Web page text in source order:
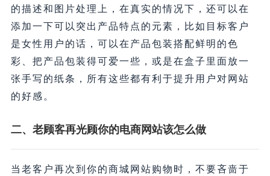
的描述和图片处理上，在真实的情况下，还可以在
添加一下可以突出产品特点的元素，比如目标客户
是女性用户的话，可以在产品包装搭配鲜明的色
彩、把产品包装得可爱一些，或是在盒子里面放一
张手写的纸条，所有这些都有利于提升用户对网站
的好感。
二、老顾客再光顾你的电商网站该怎么做
当老客户再次到你的商城网站购物时，不要吝啬于